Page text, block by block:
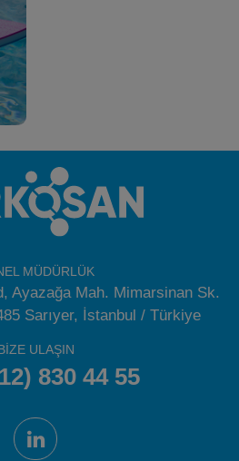
MÜDÜRLÜK
Ayazağa Mah. Mimarsinan Sk.
Sarıyer, İstanbul / Türkiye
ULAŞIN
830 44 55